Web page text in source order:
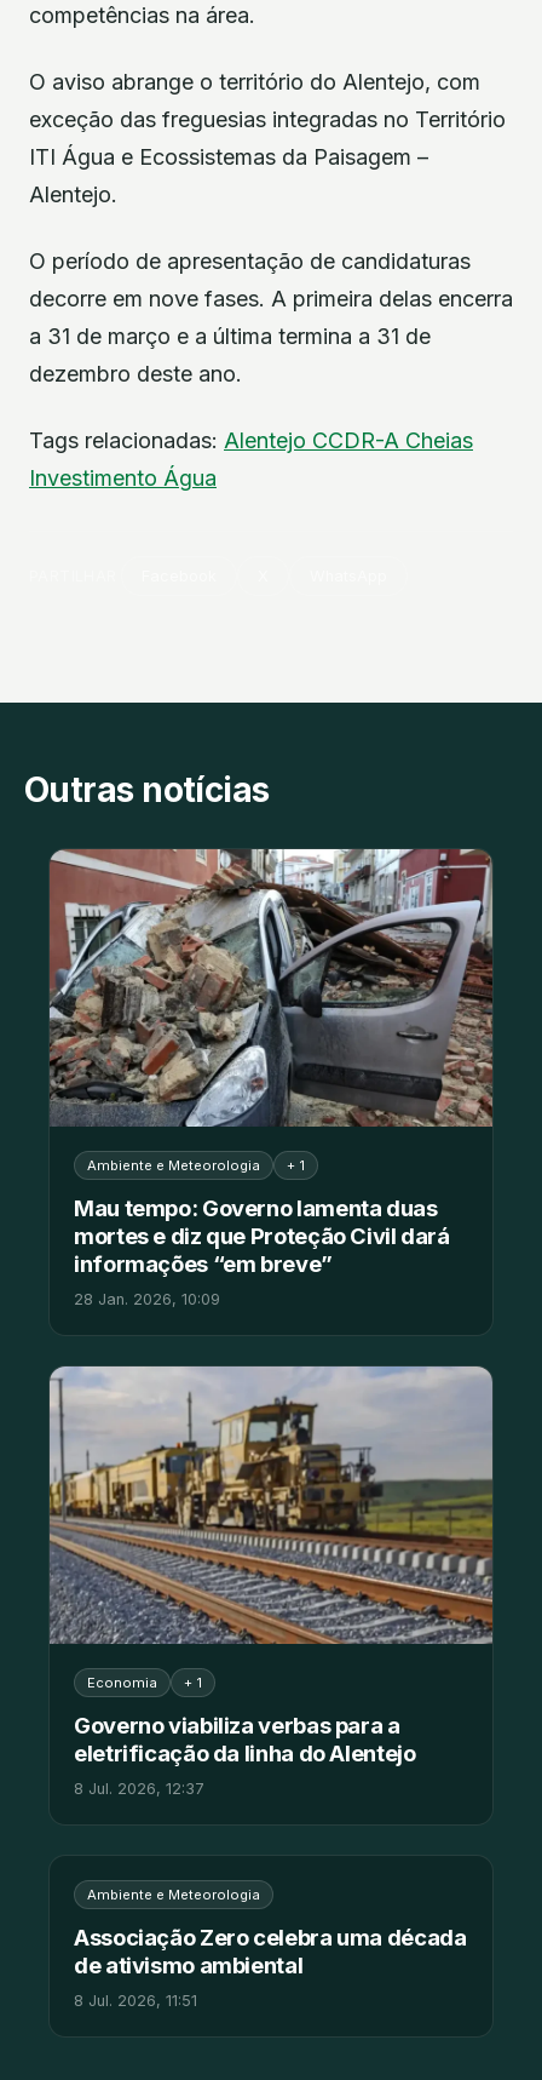
competências na área.
O aviso abrange o território do Alentejo, com
exceção das freguesias integradas no Território
ITI Água e Ecossistemas da Paisagem –
Alentejo.
O período de apresentação de candidaturas
decorre em nove fases. A primeira delas encerra
a 31 de março e a última termina a 31 de
dezembro deste ano.
Tags relacionadas: Alentejo CCDR-A Cheias
Investimento Água
Outras notícias
Ambiente e Meteorologia + 1
Mau tempo: Governo lamenta duas
mortes e diz que Proteção Civil dará
informações “em breve”
28 Jan. 2026, 10:09
Economia + 1
Governo viabiliza verbas para a
eletrificação da linha do Alentejo
8 Jul. 2026, 12:37
▶
Ambiente e Meteorologia
Associação Zero celebra uma década
de ativismo ambiental
8 Jul. 2026, 11:51